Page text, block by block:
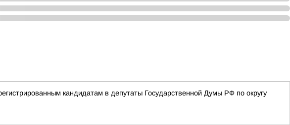
кандидатам в депутаты Государственной Думы РФ по округу